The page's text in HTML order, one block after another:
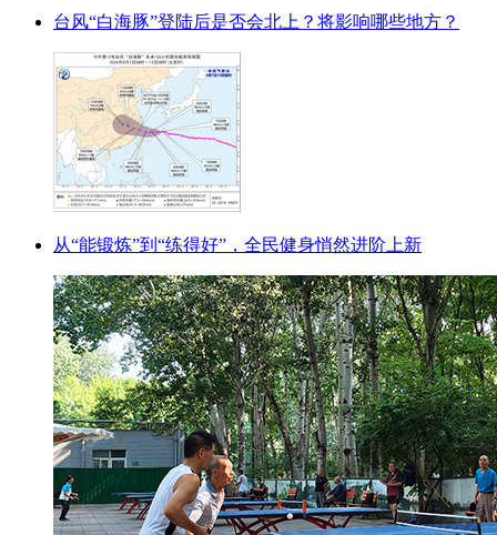
台风“白海豚”登陆后是否会北上？将影响哪些地方？
从“能锻炼”到“练得好”，全民健身悄然进阶上新